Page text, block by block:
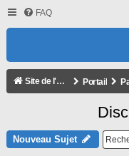
FAQ
Site de l'association Portail
Nouveau Sujet